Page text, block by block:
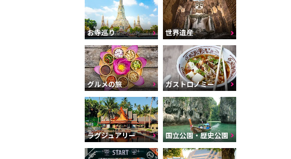
お寺巡り 世界遺産
グルメの旅 ガストロノミー
ラグジュアリー 国立公園・歴史公園